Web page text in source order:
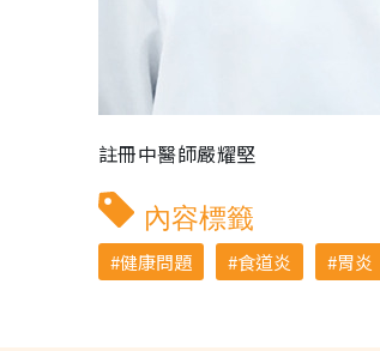
註冊中醫師嚴耀堅
內容標籤
健康問題 食道炎 胃炎